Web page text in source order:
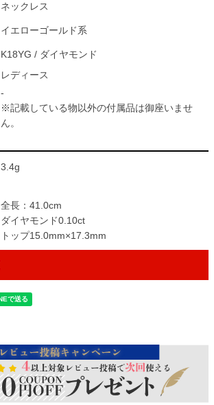
ネックレス
イエローゴールド系
K18YG / ダイヤモンド
レディース
-
※記載している物以外の付属品は御座いませ
ん。
3.4g
全長：41.0cm
ダイヤモンド0.10ct
トップ15.0mm×17.3mm